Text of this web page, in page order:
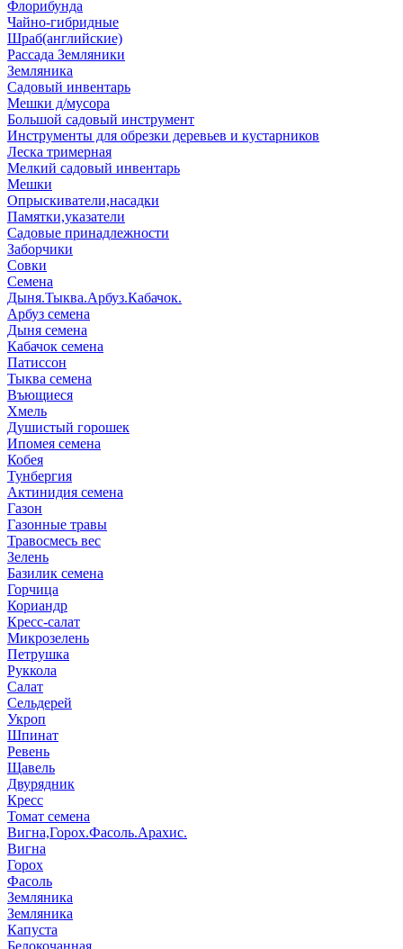
Флорибунда
Чайно-гибридные
Шраб(английские)
Рассада Земляники
Земляника
Садовый инвентарь
Мешки д/мусора
Большой садовый инструмент
Инструменты для обрезки деревьев и кустарников
Леска тримерная
Мелкий садовый инвентарь
Мешки
Опрыскиватели,насадки
Памятки,указатели
Садовые принадлежности
Заборчики
Совки
Семена
Дыня.Тыква.Арбуз.Кабачок.
Арбуз семена
Дыня семена
Кабачок семена
Патиссон
Тыква семена
Въющиеся
Хмель
Душистый горошек
Ипомея семена
Кобея
Тунбергия
Актинидия семена
Газон
Газонные травы
Травосмесь вес
Зелень
Базилик семена
Горчица
Кориандр
Кресс-салат
Микрозелень
Петрушка
Руккола
Салат
Сельдерей
Укроп
Шпинат
Ревень
Щавель
Двурядник
Кресс
Томат семена
Вигна,Горох.Фасоль.Арахис.
Вигна
Горох
Фасоль
Земляника
Земляника
Капуста
Белокочанная